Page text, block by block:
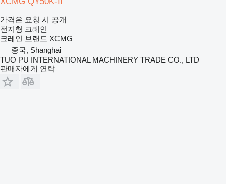
가격은 요청 시 공개
전지형 크레인
크레인 브랜드 XCMG
중국, Shanghai
TUO PU INTERNATIONAL MACHINERY TRADE CO., LTD
판매자에게 연락